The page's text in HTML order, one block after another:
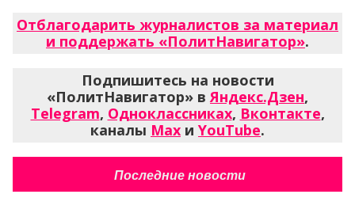
Отблагодарить журналистов за материал
и поддержать «ПолитНавигатор».
Подпишитесь на новости
«ПолитНавигатор» в Яндекс.Дзен,
Telegram, Одноклассниках, Вконтакте,
каналы Max и YouTube.
Последние новости